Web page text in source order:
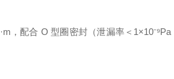
，配合 O 型圈密封（泄漏率＜